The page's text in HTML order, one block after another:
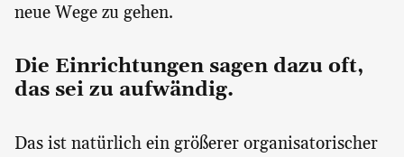
neue Wege zu gehen.
Die Einrichtungen sagen dazu oft,
das sei zu aufwändig.
Das ist natürlich ein größerer organisatorischer